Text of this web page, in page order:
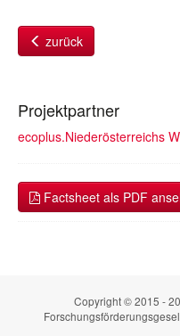
zurück
Projektpartner
ecoplus.Niederösterreichs
Factsheet als PDF
Copyright © 2015 -